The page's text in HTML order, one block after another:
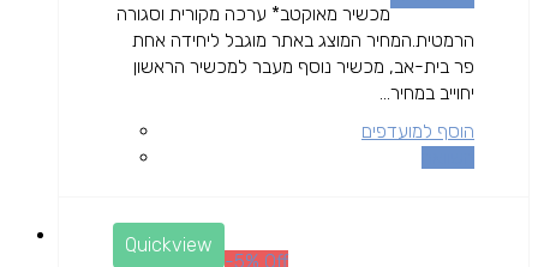
מכשיר מאוקטב* ערכה מקורית וסגורה
הרמטית.המחיר המוצג באתר מוגבל ליחידה אחת
פר בית-אב, מכשיר נוסף מעבר למכשיר הראשון
יחוייב במחיר...
הוסף למועדפים
Quickview
-5% Off